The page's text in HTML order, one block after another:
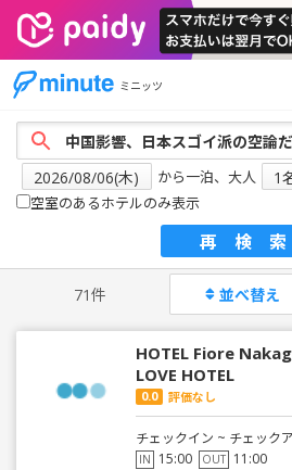
ミニッツ
から一泊、大人
空室のあるホテルのみ表示
再検索
71件 並べ替え
HOTEL Fiore
LOVE HOTEL
0.0 評価なし
チェックイン ~ チェック
IN 15:00 OUT 11:00